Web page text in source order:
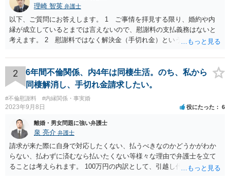
理崎 智英 弁護士
以下、ご質問にお答えします。 1 ご事情を拝見する限り、婚約や内
縁が成立しているとまでは言えないので、慰謝料の支払義務はないと
考えます。 2 慰謝料ではなく解決金（手切れ金）という名目で数十
うに合意書を取り交わす必要はあると思います。 4 合意書を取り交
わし、その中で精算条項（一切の債権債務のないことを確認する）を
設ければ、大丈夫です。
2
6年間不倫関係、内4年は同棲生活。のち、私から
同棲解消し、手切れ金請求したい。
#不倫慰謝料 #内縁関係・事実婚
2023年9月8日 役にたった 6
離婚・男女問題に強い弁護士
泉 亮介 弁護士
請求が来た際に自身で対応したくない、払うべきなのかどうかがわか
らない、払わずに済むなら払いたくない等様々な理由で弁護士を立て
ることは考えられます。 100万円の内訳として、引越し代等でどの程